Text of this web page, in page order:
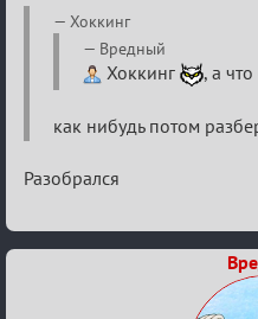
Re:
Калькулятор
Лиги
Хоккинг
Вредный
Хоккинг , а
как нибудь потом
Разобрался